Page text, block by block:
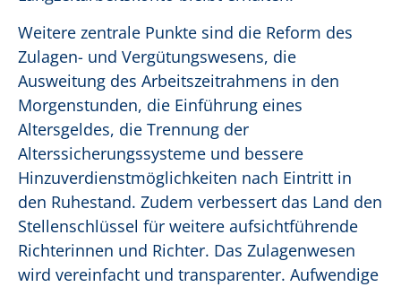
Weitere zentrale Punkte sind die Reform des
Zulagen- und Vergütungswesens, die
Ausweitung des Arbeitszeitrahmens in den
Morgenstunden, die Einführung eines
Altersgeldes, die Trennung der
Alterssicherungssysteme und bessere
Hinzuverdienstmöglichkeiten nach Eintritt in
den Ruhestand. Zudem verbessert das Land den
Stellenschlüssel für weitere aufsichtführende
Richterinnen und Richter. Das Zulagenwesen
wird vereinfacht und transparenter. Aufwendige